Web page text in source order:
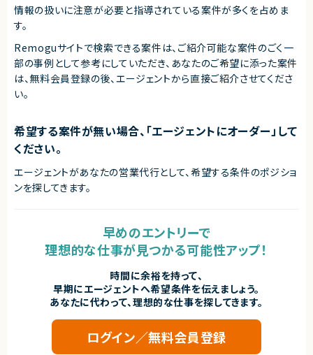
株式会社LASSIC
◎組込みLinux環境におけるデバイスドライバー開発の経験を存分に活か
せる案件です！
◎設計から評価、不具合解析まで幅広く担当できるため、技術力を高めたい
方におすすめです！
◎ハードウェアに近いレイヤーでの開発経験を積むことができ、専門性をさ
す！
◎長期参画前提のため、安定して腰を据えて開発に取り組みたい方におす
すめです！
情報の扱いに注意が必要と指導されている案件が多くを占めま
す。
Remoguサイトで検索できる案件は、ご紹介可能な案件のごく一
部の事例として参考にしていただき、 あなたのご希望に添った案件
は、無料会員登録の後、エージェントから直接ご紹介させてくださ
い。
希望する案件が無い場合、「エージェントにオーダー」して
ください。
エージェントがあなたの営業代行として、希望する条件のポジショ
ンを探してきます。
早めのエントリーで
理想的な仕事が見つかる可能性アップ！
時間に余裕を持って、
早期にエージェントへ希望条件を伝えましょう。
あなたに代わって、理想的な仕事を探してきます。
ログイン／無料会員登録